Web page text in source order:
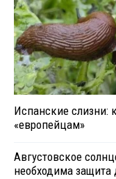
Испанские слизни:
«европейцам»
Августовское
необходима